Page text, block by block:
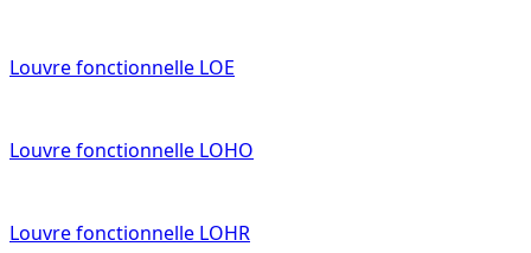
Louvre fonctionnelle LOE
Louvre fonctionnelle LOHO
Louvre fonctionnelle LOHR